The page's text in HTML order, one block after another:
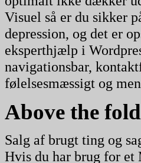
Visuel så er du sikker
depression, og det er
eksperthjælp i
navigationsbar,
følelsesmæssigt og
Above the fold
Salg af brugt ting og
Hvis du har brug for